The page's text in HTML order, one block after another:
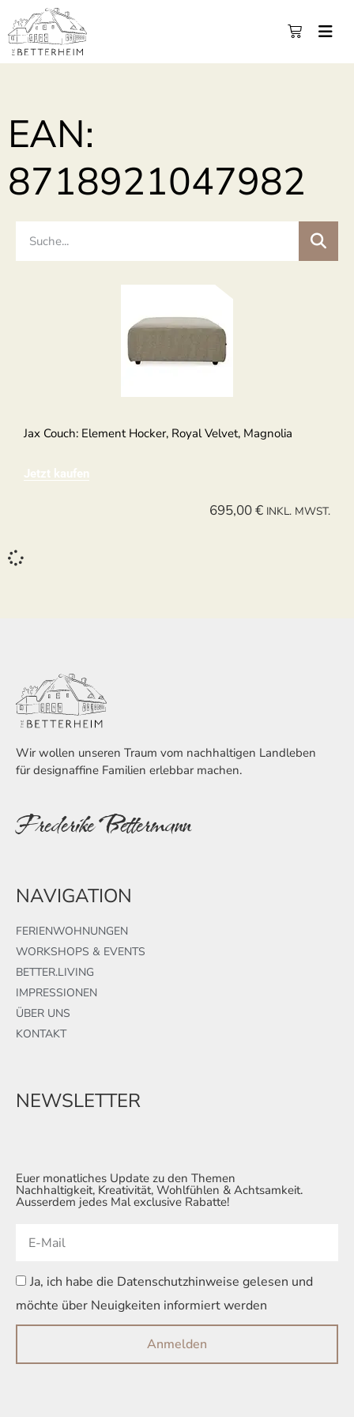
EAN:
8718921047982
Jax Couch: Element Hocker, Royal Velvet, Magnolia
Jetzt kaufen
695,00€ INKL. MWST.
Wir wollen unseren Traum vom nachhaltigen Landleben
für designaffine Familien erlebbar machen.
Frederike Bettermann
NAVIGATION
FERIENWOHNUNGEN
WORKSHOPS & EVENTS
BETTER.LIVING
IMPRESSIONEN
ÜBER UNS
KONTAKT
NEWSLETTER
Euer monatliches Update zu den Themen
Nachhaltigkeit, Kreativität, Wohlfühlen & Achtsamkeit.
Ausserdem jedes Mal exclusive Rabatte!
Ja, ich habe die Datenschutzhinweise gelesen und
möchte über Neuigkeiten informiert werden
Anmelden